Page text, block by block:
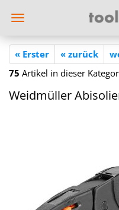
« Erster « zurück
75 Artikel in dieser
Weid­mül­ler